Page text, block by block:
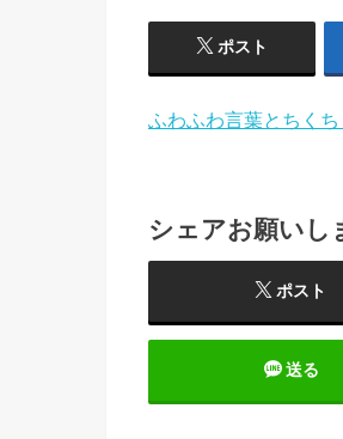
ポスト
ふわふわ言葉とちく
シェアお願いし
ポスト
送る